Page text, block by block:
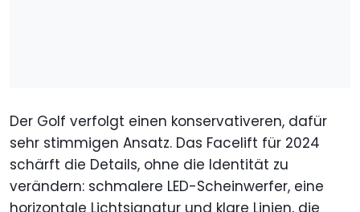
Der Golf verfolgt einen konservativeren, dafür
sehr stimmigen Ansatz. Das Facelift für 2024
schärft die Details, ohne die Identität zu
verändern: schmalere LED-Scheinwerfer, eine
horizontale Lichtsignatur und klare Linien, die